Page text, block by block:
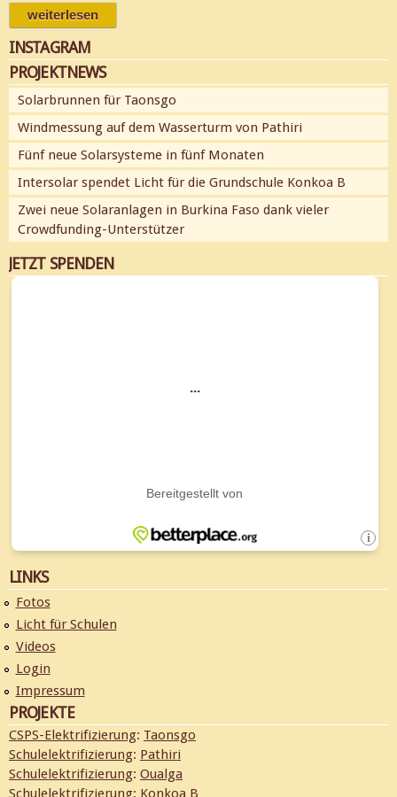
weiterlesen
dank vieler crowdfunding-unterstützer
INSTAGRAM
PROJEKTNEWS
Solarbrunnen für Taonsgo
Windmessung auf dem Wasserturm von Pathiri
Fünf neue Solarsysteme in fünf Monaten
Intersolar spendet Licht für die Grundschule Konkoa B
Zwei neue Solaranlagen in Burkina Faso dank vieler
Crowdfunding-Unterstützer
JETZT SPENDEN
LINKS
Fotos
Licht für Schulen
Videos
Login
Impressum
PROJEKTE
CSPS-Elektrifizierung: Taonsgo
Schulelektrifizierung: Pathiri
Schulelektrifizierung: Oualga
Schulelektrifizierung: Konkoa B